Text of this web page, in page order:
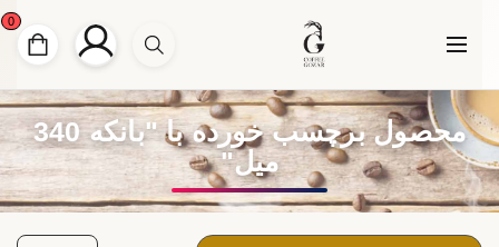
0
محصول برچسب خورده با "بانکه 340
میل"